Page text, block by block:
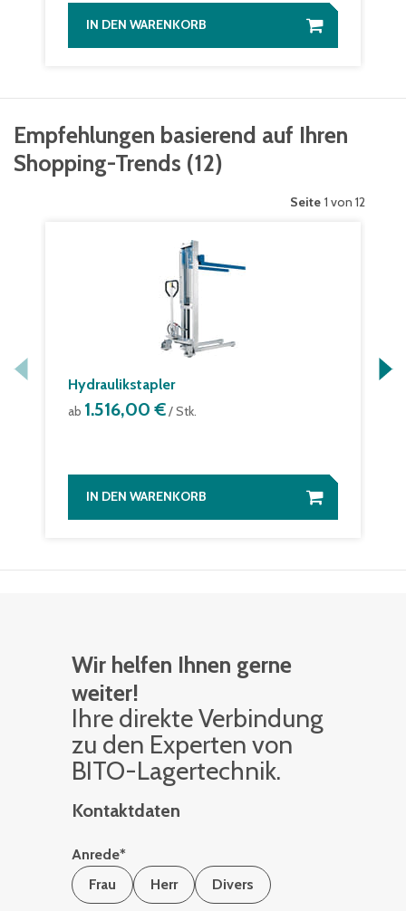
IN DEN WARENKORB
Empfehlungen basierend auf Ihren
Shopping-Trends (12)
Seite 1 von 12
Hydraulikstapler
ab 1.516,00 €/ Stk.
IN DEN WARENKORB
Wir helfen Ihnen gerne
weiter!
Ihre di­rek­te Ver­bin­dung
zu den Ex­per­ten von
BITO-La­ger­tech­nik.
Kontaktdaten
Anrede*
Frau
Herr Divers